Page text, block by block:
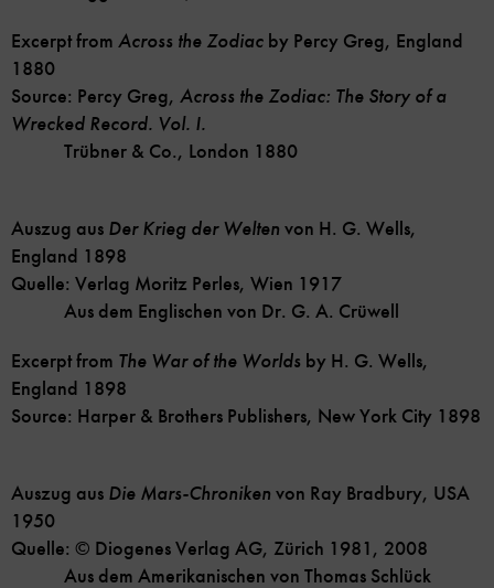
Excerpt from Across the Zodiac by Percy Greg, England
1880
Source: Percy Greg, Across the Zodiac: The Story of a
Wrecked Record. Vol. I.
Trübner & Co., London 1880
Auszug aus Der Krieg der Welten von H. G. Wells,
England 1898
Quelle: Verlag Moritz Perles, Wien 1917
Aus dem Englischen von Dr. G. A. Crüwell
Excerpt from The War of the Worlds by H. G. Wells,
England 1898
Source: Harper & Brothers Publishers, New York City 1898
Auszug aus Die Mars-Chroniken von Ray Bradbury, USA
1950
Quelle: © Diogenes Verlag AG, Zürich 1981, 2008
Aus dem Amerikanischen von Thomas Schlück